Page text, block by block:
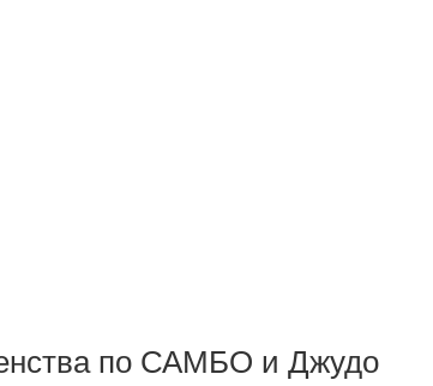
по САМБО и Джудо